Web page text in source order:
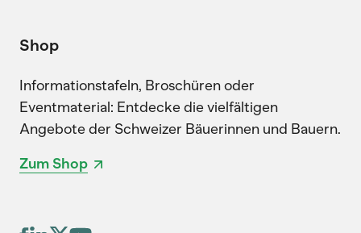
Shop
Informationstafeln, Broschüren oder
Eventmaterial: Entdecke die vielfältigen
Angebote der Schweizer Bäuerinnen und Bauern.
Zum Shop